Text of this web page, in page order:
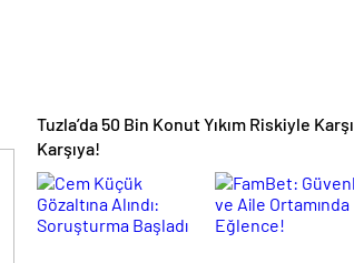
Tuzla’da 50 Bin Konut Yıkım Riskiyle Karşı
Karşıya!